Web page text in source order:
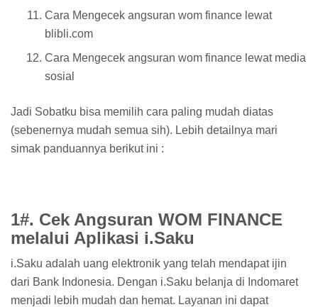
Cara Mengecek angsuran wom finance lewat
blibli.com
Cara Mengecek angsuran wom finance lewat media
sosial
Jadi Sobatku bisa memilih cara paling mudah diatas
(sebenernya mudah semua sih). Lebih detailnya mari
simak panduannya berikut ini :
1#. Cek Angsuran WOM FINANCE
melalui Aplikasi i.Saku
i.Saku adalah uang elektronik yang telah mendapat ijin
dari Bank Indonesia. Dengan i.Saku belanja di Indomaret
menjadi lebih mudah dan hemat. Layanan ini dapat